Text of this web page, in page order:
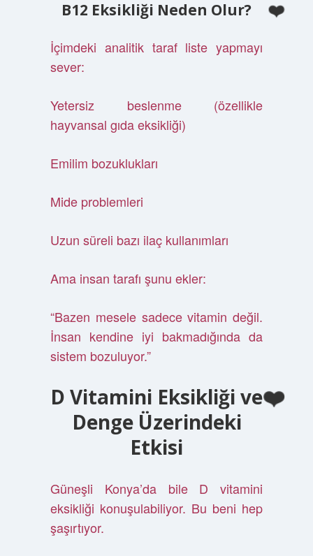
B12 Eksikliği Neden Olur?
İçimdeki analitik taraf liste yapmayı
sever:
Yetersiz beslenme (özellikle
hayvansal gıda eksikliği)
Emilim bozuklukları
Mide problemleri
Uzun süreli bazı ilaç kullanımları
Ama insan tarafı şunu ekler:
“Bazen mesele sadece vitamin değil.
İnsan kendine iyi bakmadığında da
sistem bozuluyor.”
D Vitamini Eksikliği ve
Denge Üzerindeki
Etkisi
Güneşli Konya’da bile D vitamini
eksikliği konuşulabiliyor. Bu beni hep
şaşırtıyor.